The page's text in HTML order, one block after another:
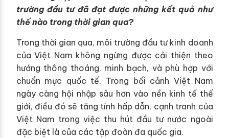
trường đầu tư đã đạt được những kết quả như
thế nào trong thời gian qua?
Trong thời gian qua, môi trường đầu tư kinh doanh
của Việt Nam không ngừng được cải thiện theo
hướng thông thoáng, minh bạch, và phù hợp với
chuẩn mực quốc tế. Trong bối cảnh Việt Nam
ngày càng hội nhập sâu hơn vào nền kinh tế thế
giới, điều đó sẽ tăng tính hấp dẫn, cạnh tranh của
Việt Nam trong việc thu hút đầu tư nước ngoài
đặc biệt là của các tập đoàn đa quốc gia.